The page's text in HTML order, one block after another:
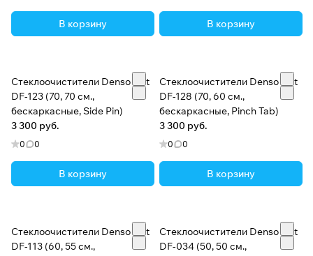
В корзину В корзину
Стеклоочистители Denso Flat
DF-123 (70, 70 см.,
бескаркасные, Side Pin)
3 300 руб.
0 0
В корзину
Стеклоочистители Denso Flat
DF-128 (70, 60 см.,
бескаркасные, Pinch Tab)
3 300 руб.
0 0
В корзину
Стеклоочистители Denso Flat
DF-113 (60, 55 см.,
Стеклоочистители Denso Flat
DF-034 (50, 50 см.,